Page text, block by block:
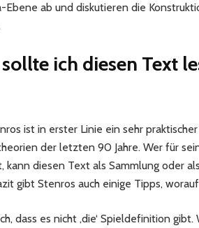
Ebene ab und diskutieren die
ich diesen Text
ist in erster Linie ein sehr
der letzten 90 Jahre. Wer für
kann diesen Text als Sammlung oder
gibt Stenros auch einige Tipps,
dass es nicht ‚die‘ Spieldefinition